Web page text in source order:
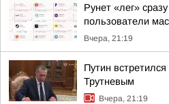
Рунет «лег»
пользователи
Вчера, 21:19
Путин
Трутневым
Вчера, 21:19